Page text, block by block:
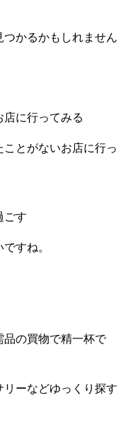
かるかもしれません
に行ってみる
とがないお店に行っ
ごす
すね。
の買物で精一杯で
ーなどゆっくり探す